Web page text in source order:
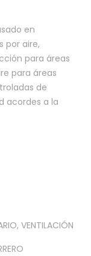
en
por aire,
para áreas
para áreas
de
acordes a la
VENTILACIÓN